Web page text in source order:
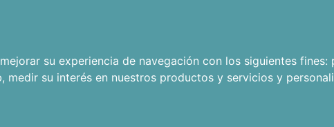
su experiencia de navegación con los siguientes fines:
, medir su interés en nuestros productos y servicios y